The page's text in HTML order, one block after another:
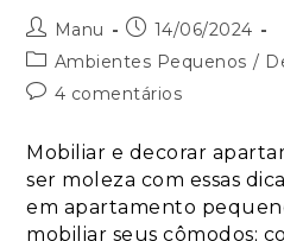
Manu
14/06/2024
Ambientes Pequenos /
4 comentários
Mobiliar e decorar
ser moleza com essas
em apartamento
mobiliar seus cômodos;